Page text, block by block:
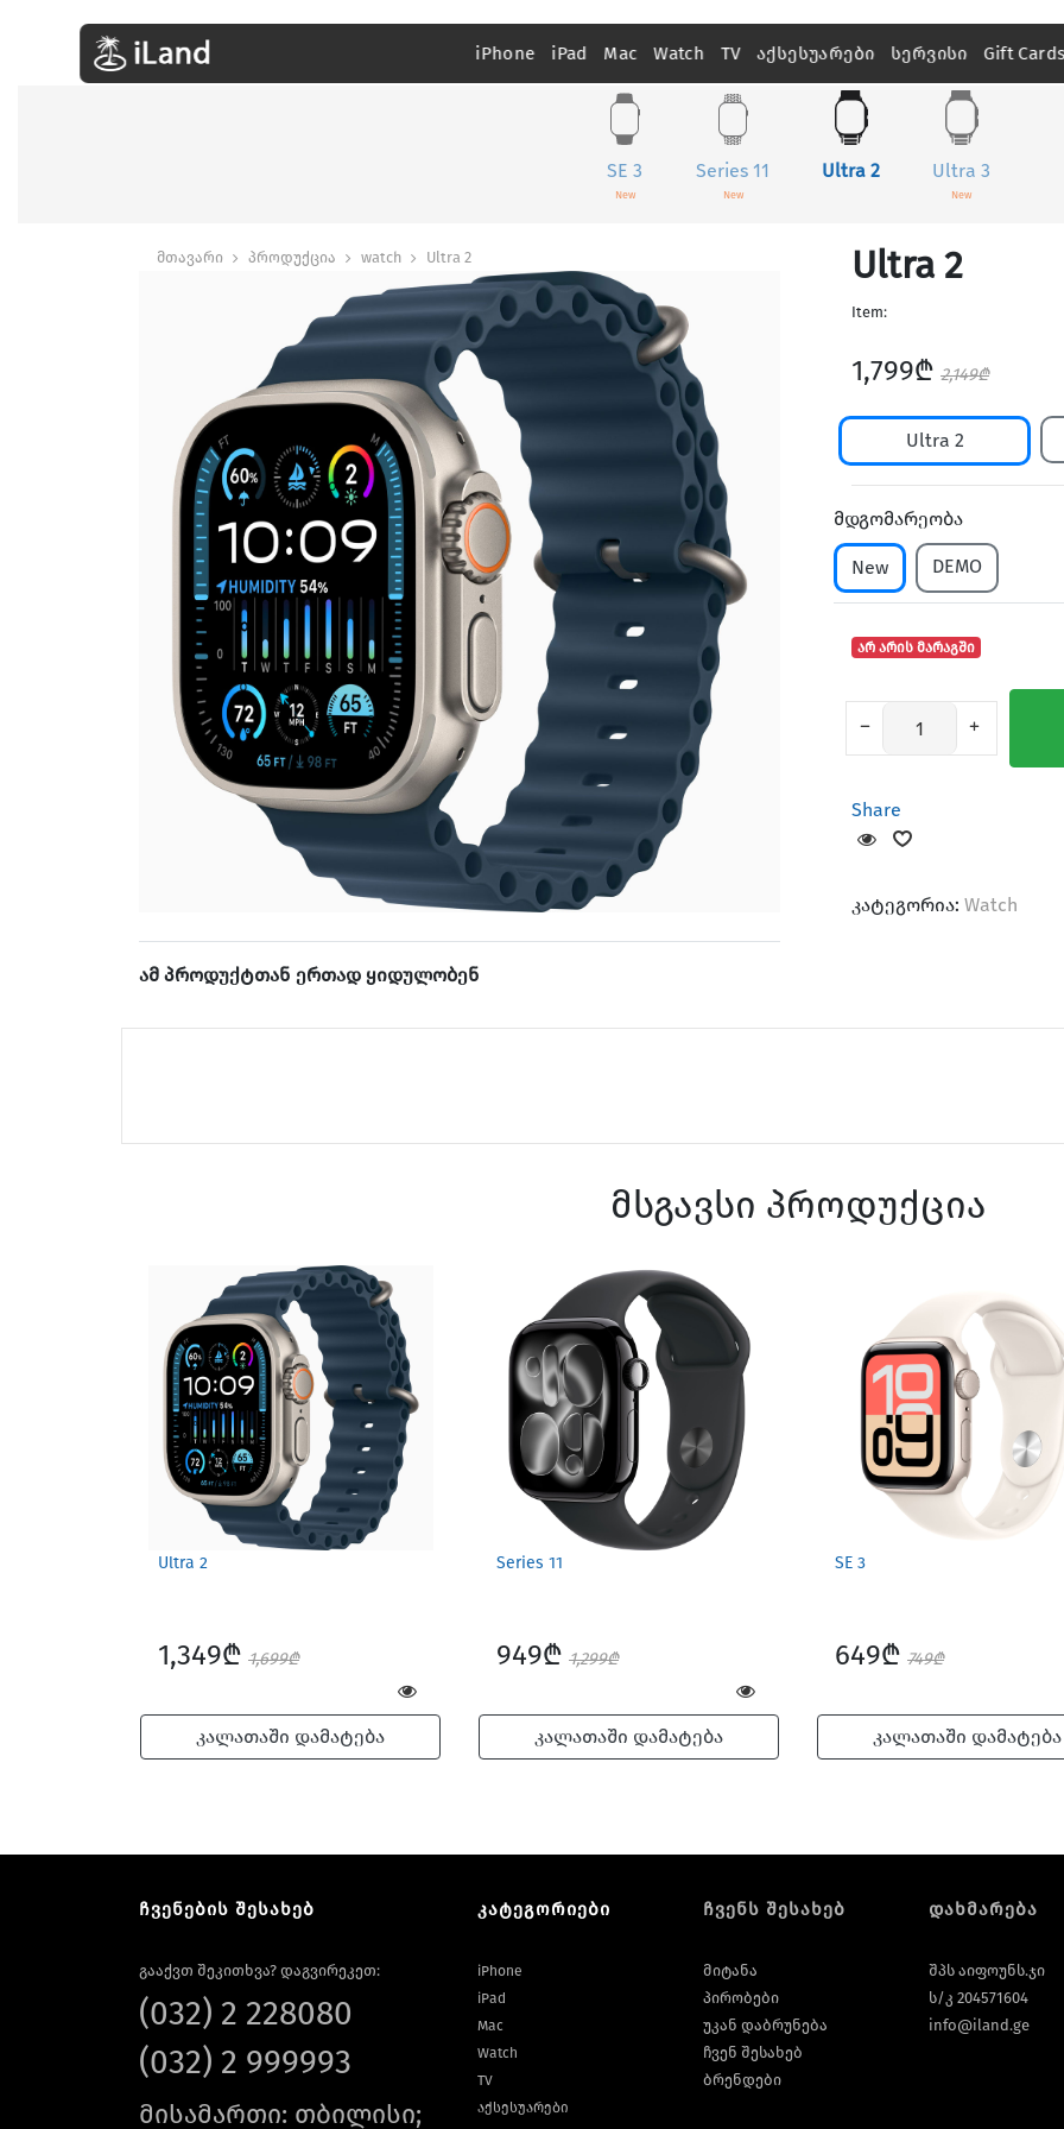
iPhone iPad Mac Watch TV აქსესუარები სერვისი Gift Cards
SE 3
New
Series 11
New
Ultra 2 Ultra 3
New
მთავარი პროდუქცია watch Ultra 2
ამ პროდუქტთან ერთად ყიდულობენ
Ultra 2
Item:
1,799₾ 2,149₾
Ultra 2
მდგომარეობა
New DEMO
არ არის მარაგში
Share
კატეგორია: Watch
მსგავსი პროდუქცია
Ultra 2
1,349₾ 1,699₾
კალათაში დამატება
Series 11
949₾ 1,299₾
კალათაში დამატება
SE 3
649₾ 749₾
კალათაში დამატება
ჩვენების შესახებ
გააქვთ შეკითხვა? დაგვირეკეთ:
(032) 2 228080
(032) 2 999993
მისამართი: თბილისი;
კატეგორიები
iPhone
iPad
Mac
Watch
TV
აქსესუარები
ჩვენს შესახებ
მიტანა
პირობები
უკან დაბრუნება
ჩვენ შესახებ
ბრენდები
დახმარება
შპს აიფოუნს.ჯი
ს/კ 204571604
info@iland.ge